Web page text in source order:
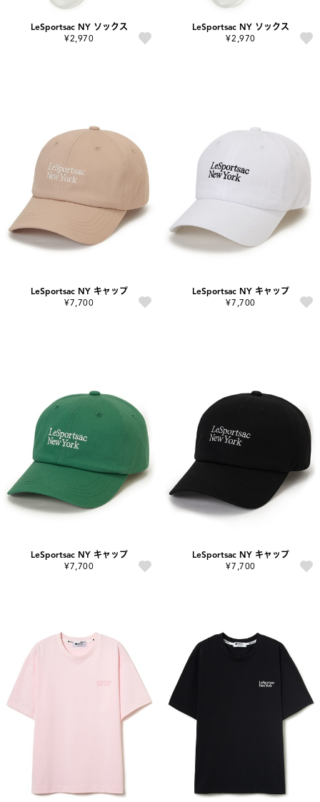
LeSportsac NY ソックス
¥2,970
LeSportsac NY ソックス
¥2,970
LeSportsac NY キャップ
¥7,700
LeSportsac NY キャップ
¥7,700
LeSportsac NY キャップ
¥7,700
LeSportsac NY キャップ
¥7,700